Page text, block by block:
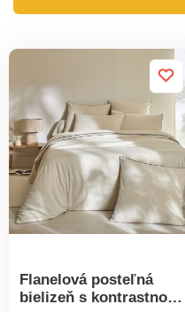
Flanelová posteľná
bielizeň s kontrastnou